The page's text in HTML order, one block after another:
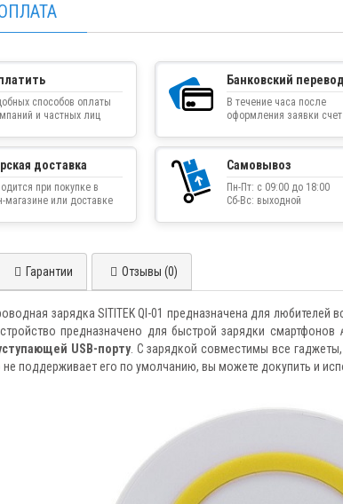
способов оплаты
и частных лиц
Банковский перевод
В течение часа после
оформления заявки счет
электронную почту
доставка
при покупке в
магазине или доставке
Самовывоз
Пн-Пт: с 09:00 до 18:00
Сб-Вс: выходной
Гарантии Отзывы (0)
зарядка SITITEK QI-01 предназначена для любителей
предназначено для быстрой зарядки смартфонов
USB-порту. С зарядкой совместимы все
не поддерживает его по умолчанию, вы можете докупить и